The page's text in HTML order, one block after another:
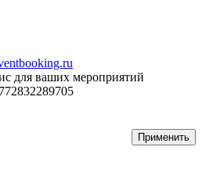
для ваших мероприятий
Применить